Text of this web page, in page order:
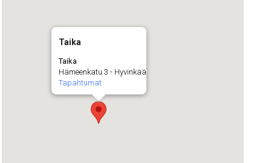
Taika
Taika
Hämeenkatu 3 - Hyvinkää
Tapahtumat